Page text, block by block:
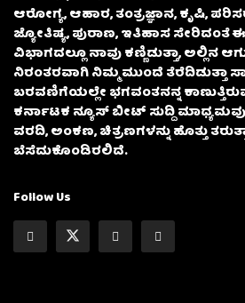
ಆರೋಗ್ಯ, ಆಹಾರ, ತಂತ್ರಜ್ಞಾನ, ಕೃಷಿ,
ಜ್ಯೋತಿಷ್ಯ, ಪುರಾಣ, ಇತಿಹಾಸ ಸೇರಿದಂತೆ
ವಿಭಾಗದಲ್ಲೂ ನಾವು ಕಣ್ಣಿಡುತ್ತಾ, ಅಲ್ಲಿನ
ನಿರಂತರವಾಗಿ ನಿಮ್ಮ ಮುಂದೆ ತೆರೆದಿಡುತ್ತಾ
ಬರವಣಿಗೆಯಲ್ಲೇ ಭಗವಂತನನ್ನ
ಕರ್ನಾಟಕ ನ್ಯೂಸ್ ಬೀಟ್ ಸುದ್ದಿ
ವರದಿ, ಅಂಕಣ, ಚಿತ್ರಣಗಳನ್ನು ಹೊತ್ತು
ಬೆಸೆದುಕೊಂಡಿರಲಿದೆ.
Follow Us